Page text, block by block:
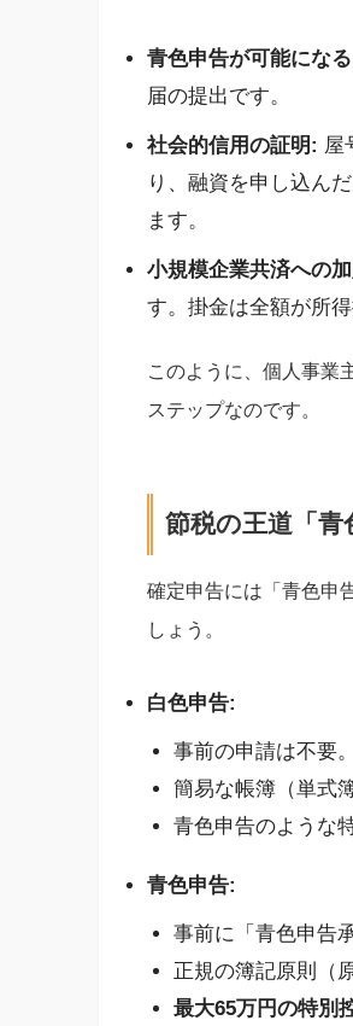
青色申告が可能にな
届の提出です。
社会的信用の証明: 屋
り、融資を申し込ん
ます。
小規模企業共済への
す。掛金は全額が所
このように、個人事業
ステップなのです。
節税の王道「青
確定申告には「青色申
しょう。
白色申告:
事前の申請は不要。
簡易な帳簿（単式
青色申告のような
青色申告:
事前に「青色申告
正規の簿記原則（
最大65万円の特別